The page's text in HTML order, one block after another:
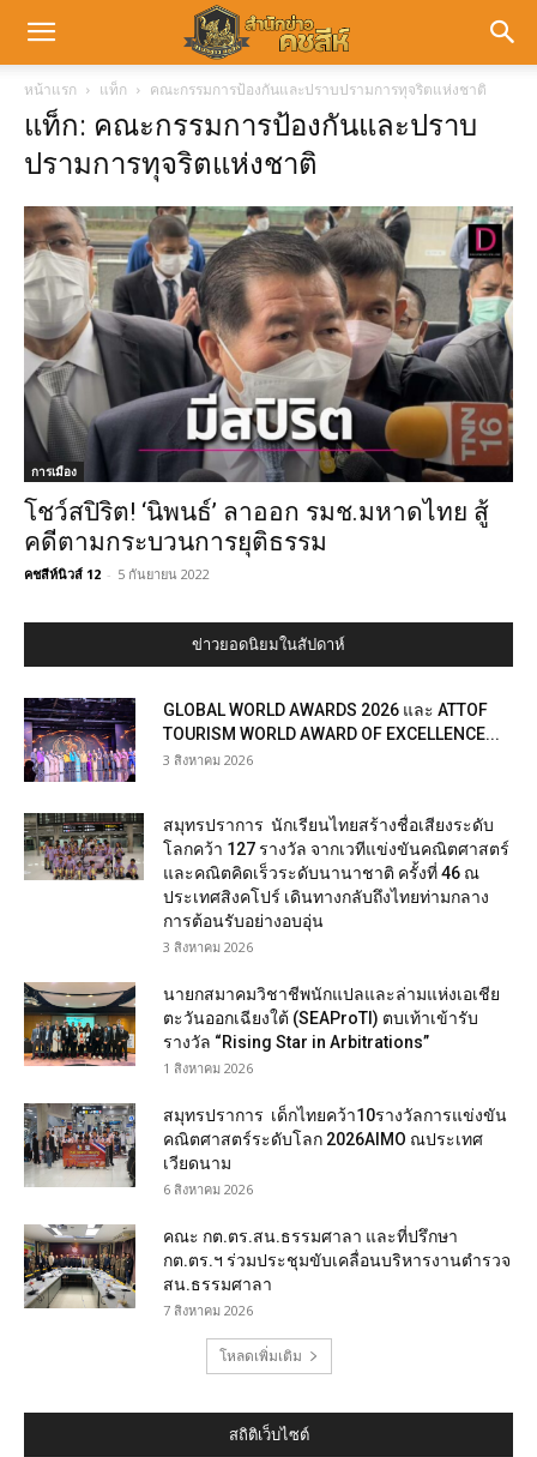
หน้าแรก แท็ก คณะกรรมการป้องกันและปราบปรามการทุจริตแห่งชาติ
แท็ก: คณะกรรมการป้องกันและปราบ
ปรามการทุจริตแห่งชาติ
การเมือง
โชว์สปิริต! ‘นิพนธ์’ ลาออก รมช.มหาดไทย สู้
คดีตามกระบวนการยุติธรรม
คชสีห์นิวส์ 12 - 5 กันยายน 2022
ข่าวยอดนิยมในสัปดาห์
GLOBAL WORLD AWARDS 2026 และ ATTOF
TOURISM WORLD AWARD OF EXCELLENCE...
3 สิงหาคม 2026
สมุทรปราการ นักเรียนไทยสร้างชื่อเสียงระดับ
โลกคว้า 127 รางวัล จากเวทีแข่งขันคณิตศาสตร์
และคณิตคิดเร็วระดับนานาชาติ ครั้งที่ 46 ณ
ประเทศสิงคโปร์ เดินทางกลับถึงไทยท่ามกลาง
การต้อนรับอย่างอบอุ่น
3 สิงหาคม 2026
นายกสมาคมวิชาชีพนักแปลและล่ามแห่งเอเชีย
ตะวันออกเฉียงใต้ (SEAProTI) ตบเท้าเข้ารับ
รางวัล “Rising Star in Arbitrations”
1 สิงหาคม 2026
สมุทรปราการ เด็กไทยคว้า10รางวัลการแข่งขัน
คณิตศาสตร์ระดับโลก 2026AIMO ณประเทศ
เวียดนาม
6 สิงหาคม 2026
คณะ กต.ตร.สน.ธรรมศาลา และที่ปรึกษา
กต.ตร.ฯ ร่วมประชุมขับเคลื่อนบริหารงานตำรวจ
สน.ธรรมศาลา
7 สิงหาคม 2026
โหลดเพิ่มเติม
สถิติเว็บไซต์